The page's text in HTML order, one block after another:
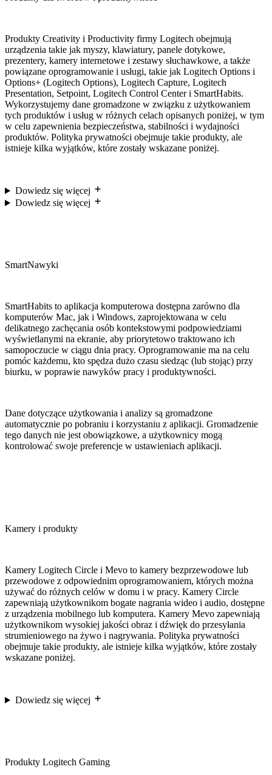
Produkty Creativity i Productivity firmy Logitech obejmują
urządzenia takie jak myszy, klawiatury, panele dotykowe,
prezentery, kamery internetowe i zestawy słuchawkowe, a także
powiązane oprogramowanie i usługi, takie jak Logitech Options i
Options+ (Logitech Options), Logitech Capture, Logitech
Presentation, Setpoint, Logitech Control Center i SmartHabits.
Wykorzystujemy dane gromadzone w związku z użytkowaniem
tych produktów i usług w różnych celach opisanych poniżej, w tym
w celu zapewnienia bezpieczeństwa, stabilności i wydajności
produktów. Polityka prywatności obejmuje takie produkty, ale
istnieje kilka wyjątków, które zostały wskazane poniżej.
Dowiedz się więcej
Dowiedz się więcej
SmartNawyki
SmartHabits to aplikacja komputerowa dostępna zarówno dla
komputerów Mac, jak i Windows, zaprojektowana w celu
delikatnego zachęcania osób kontekstowymi podpowiedziami
wyświetlanymi na ekranie, aby priorytetowo traktowano ich
samopoczucie w ciągu dnia pracy. Oprogramowanie ma na celu
pomóc każdemu, kto spędza dużo czasu siedząc (lub stojąc) przy
biurku, w poprawie nawyków pracy i produktywności.
Dane dotyczące użytkowania i analizy są gromadzone
automatycznie po pobraniu i korzystaniu z aplikacji. Gromadzenie
tego danych nie jest obowiązkowe, a użytkownicy mogą
kontrolować swoje preferencje w ustawieniach aplikacji.
Kamery i produkty
Kamery Logitech Circle i Mevo to kamery bezprzewodowe lub
przewodowe z odpowiednim oprogramowaniem, których można
używać do różnych celów w domu i w pracy. Kamery Circle
zapewniają użytkownikom bogate nagrania wideo i audio, dostępne
z urządzenia mobilnego lub komputera. Kamery Mevo zapewniają
użytkownikom wysokiej jakości obraz i dźwięk do przesyłania
strumieniowego na żywo i nagrywania. Polityka prywatności
obejmuje takie produkty, ale istnieje kilka wyjątków, które zostały
wskazane poniżej.
Dowiedz się więcej
Produkty Logitech Gaming